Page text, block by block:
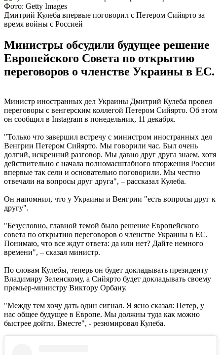
Фото: Getty Images
Дмитрий Кулеба впервые поговорил с Петером Сийярто за
время войны с Россией
Министры обсудили будущее решение
Европейского Совета по открытию
переговоров о членстве Украины в ЕС.
Министр иностранных дел Украины Дмитрий Кулеба провел
переговоры с венгерским коллегой Петером Сийярто. Об этом
он сообщил в Instagram в понедельник, 11 декабря.
"Только что завершил встречу с министром иностранных дел
Венгрии Петером Сийярто. Мы говорили час. Был очень
долгий, искренний разговор. Мы давно друг друга знаем, хотя
действительно с начала полномасштабного вторжения России
впервые так сели и основательно поговорили. Мы честно
отвечали на вопросы друг друга", – рассказал Кулеба.
Он напомнил, что у Украины и Венгрии "есть вопросы друг к
другу".
"Безусловно, главной темой было решение Европейского
совета по открытию переговоров о членстве Украины в ЕС.
Понимаю, что все ждут ответа: да или нет? Дайте немного
времени", – сказал министр.
По словам Кулебы, теперь он будет докладывать президенту
Владимиру Зеленскому, а Сийярто будет докладывать своему
премьер-министру Виктору Орбану.
"Между тем хочу дать один сигнал. Я ясно сказал: Петер, у
нас общее будущее в Европе. Мы должны туда как можно
быстрее дойти. Вместе", - резюмировал Кулеба.